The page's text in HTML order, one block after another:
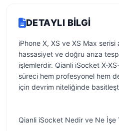
DETAYLI BILGI
iPhone X, XS ve XS Max
hassasiyet ve doğru arıza
işlemlerdir. Qianli iSocket X-
süreci hem profesyonel hem
için devrim niteliğinde
Qianli iSocket Nedir ve Ne İşe